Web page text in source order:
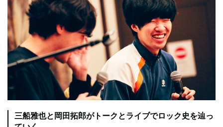
三船雅也と岡田拓郎がトークとライブでロック史を辿っ